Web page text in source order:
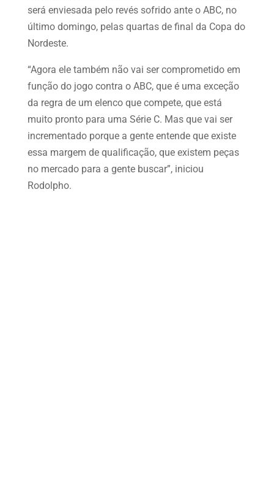
será enviesada pelo revés sofrido ante o ABC, no
último domingo, pelas quartas de final da Copa do
Nordeste.
“Agora ele também não vai ser comprometido em
função do jogo contra o ABC, que é uma exceção
da regra de um elenco que compete, que está
muito pronto para uma Série C. Mas que vai ser
incrementado porque a gente entende que existe
essa margem de qualificação, que existem peças
no mercado para a gente buscar”, iniciou
Rodolpho.